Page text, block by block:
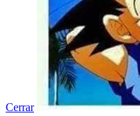
Cerrar